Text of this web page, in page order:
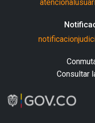
Consultar